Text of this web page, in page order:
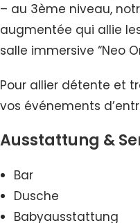
– au 3ème niveau,
augmentée qui allie
salle immersive “Neo
Pour allier détente et
vos événements
Ausstattung &
Bar
Dusche
Babyausstattung